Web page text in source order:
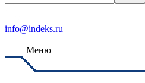
info@indeks.ru
Меню